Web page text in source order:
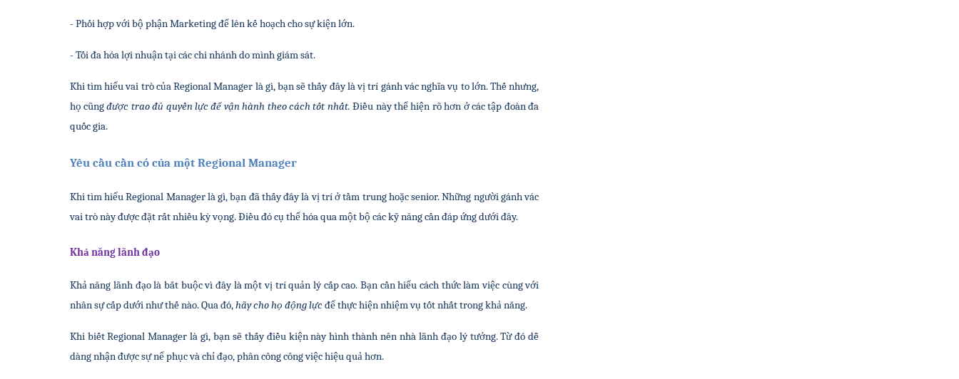
- Phối hợp với bộ phận Marketing để lên kế hoạch cho sự kiện lớn.
- Tối đa hóa lợi nhuận tại các chi nhánh do mình giám sát.
Khi tìm hiểu vai trò của Regional Manager là gì, bạn sẽ thấy đây là vị trí gánh vác nghĩa vụ to lớn. Thế nhưng,
họ cũng được trao đủ quyền lực để vận hành theo cách tốt nhất. Điều này thể hiện rõ hơn ở các tập đoàn đa
quốc gia.
Yêu cầu cần có của một Regional Manager
Khi tìm hiểu Regional Manager là gì, bạn đã thấy đây là vị trí ở tầm trung hoặc senior. Những người gánh vác
vai trò này được đặt rất nhiều kỳ vọng. Điều đó cụ thể hóa qua một bộ các kỹ năng cần đáp ứng dưới đây.
Khả năng lãnh đạo
Khả năng lãnh đạo là bắt buộc vì đây là một vị trí quản lý cấp cao. Bạn cần hiểu cách thức làm việc cùng với
nhân sự cấp dưới như thế nào. Qua đó, hãy cho họ động lực để thực hiện nhiệm vụ tốt nhất trong khả năng.
Khi biết Regional Manager là gì, bạn sẽ thấy điều kiện này hình thành nên nhà lãnh đạo lý tưởng. Từ đó dễ
dàng nhận được sự nể phục và chỉ đạo, phân công công việc hiệu quả hơn.